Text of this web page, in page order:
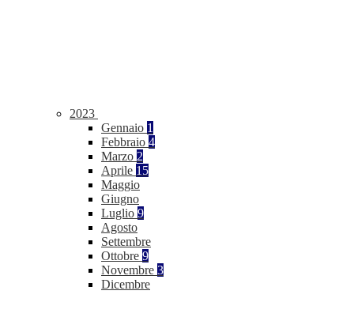
2023
Gennaio 1
Febbraio 4
Marzo 2
Aprile 15
Maggio
Giugno
Luglio 9
Agosto
Settembre
Ottobre 9
Novembre 3
Dicembre